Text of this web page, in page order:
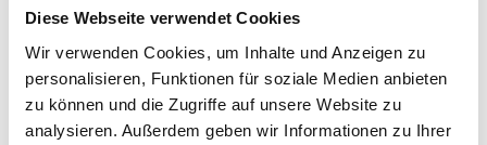
Diese Webseite verwendet Cookies
Wir verwenden Cookies, um Inhalte und Anzeigen zu
personalisieren, Funktionen für soziale Medien anbieten
zu können und die Zugriffe auf unsere Website zu
analysieren. Außerdem geben wir Informationen zu Ihrer
€ 9,58
€ 8,14
€ 9,58
€ 8,14